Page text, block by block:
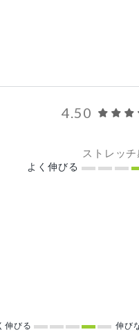
4.50
ストレッ
よく伸びる
伸びる 伸び